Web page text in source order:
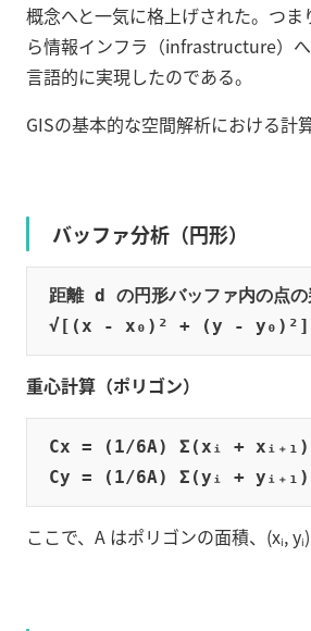
概念へと一気に格上げされた。つ
ら情報インフラ（infrastructure）
言語的に実現したのである。
GISの基本的な空間解析における計
バッファ分析（円形）
距離 d の円形バッファ内の点
重心計算（ポリゴン）
Cx = (1/6A) Σ(xᵢ +
ここで、A はポリゴンの面積、(xᵢ,